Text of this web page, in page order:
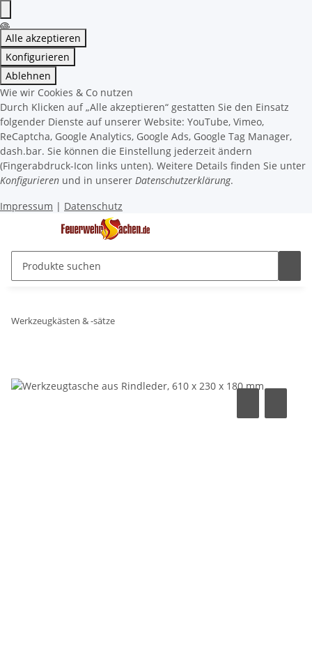
Alle akzeptieren
Konfigurieren
Ablehnen
Wie wir Cookies & Co nutzen
Durch Klicken auf „Alle akzeptieren“ gestatten Sie den Einsatz
folgender Dienste auf unserer Website: YouTube, Vimeo,
ReCaptcha, Google Analytics, Google Ads, Google Tag Manager,
dash.bar. Sie können die Einstellung jederzeit ändern
(Fingerabdruck-Icon links unten). Weitere Details finden Sie unter
Konfigurieren und in unserer Datenschutzerklärung.
Impressum | Datenschutz
Werkzeugkästen & -sätze